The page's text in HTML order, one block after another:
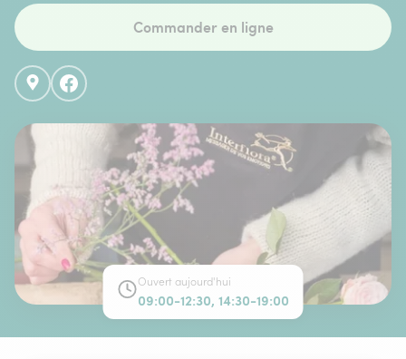
Commander en ligne
Ouvert aujourd'hui
09:00-12:30, 14:30-19:00